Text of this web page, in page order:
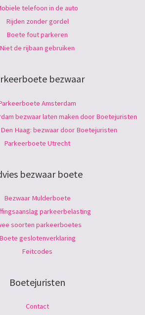
telefoon in de auto
Rijden zonder gordel
Boete fout parkeren
Niet de rijbaan gebruiken
bezwaar
Amsterdam
bezwaar laten maken door Boetejuristen
Haag: bezwaar door Boetejuristen
Parkeerboete Utrecht
bezwaar boete
Bezwaar Mulderboete
parkeerbelasting
soorten parkeerboetes
Boete geslotenverklaring
Feitcodes
Boetejuristen
Contact